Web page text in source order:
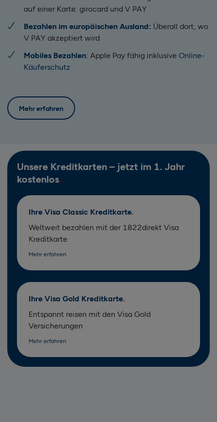
auf einer Karte: girocard und V PAY
Bezahlen im europäischen Ausland: Überall dort, wo
V PAY akzeptiert wird
Mobiles Bezahlen: Apple Pay fähig inklusive Online-
Käuferschutz
Mehr erfahren
Unsere Kreditkarten – jetzt im 1. Jahr
kostenlos
Ihre Visa Classic Kreditkarte
Weltweit bezahlen mit der 1822direkt Visa
Kreditkarte
Mehr erfahren
Ihre Visa Gold Kreditkarte
Entspannt reisen mit den Visa Gold
Versicherungen
Mehr erfahren